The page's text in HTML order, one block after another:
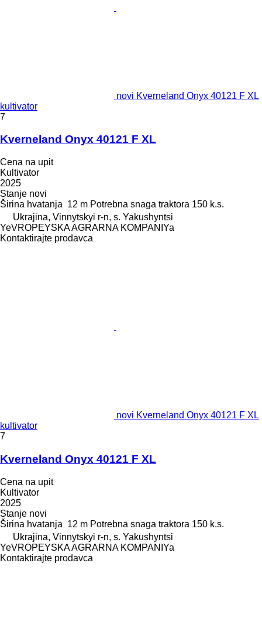
novi Kverneland Onyx 40121 F XL
kultivator
7
Kverneland Onyx 40121 F XL
Cena na upit
Kultivator
2025
Stanje novi
Širina hvatanja 12 m Potrebna snaga traktora 150 k.s.
Ukrajina, Vinnytskyi r-n, s. Yakushyntsi
YeVROPEYSKA AGRARNA KOMPANIYa
Kontaktirajte prodavca
novi Kverneland Onyx 40121 F XL
kultivator
7
Kverneland Onyx 40121 F XL
Cena na upit
Kultivator
2025
Stanje novi
Širina hvatanja 12 m Potrebna snaga traktora 150 k.s.
Ukrajina, Vinnytskyi r-n, s. Yakushyntsi
YeVROPEYSKA AGRARNA KOMPANIYa
Kontaktirajte prodavca